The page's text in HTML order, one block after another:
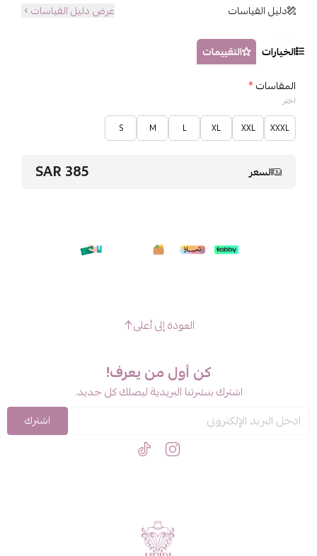
دليل القياسات عرض دليل القياسات
الخيارات
التقييمات
المقاسات*
اختر
XXXL
XXL
XL
L
M
S
السعر 385 SAR
العودة إلى أعلى
كن أول من يعرف!
اشترك بنشرتنا البريدية ليصلك كل جديد.
اشترك